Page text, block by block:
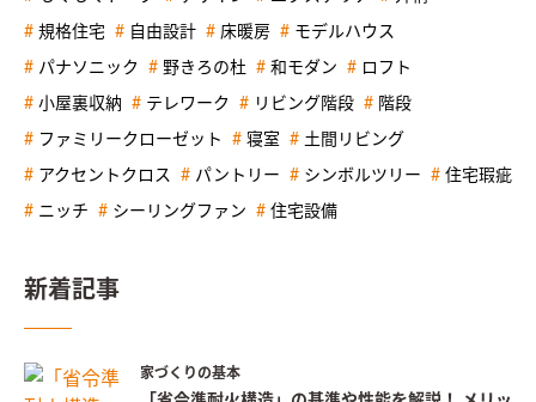
規格住宅 自由設計 床暖房 モデルハウス
パナソニック 野きろの杜 和モダン ロフト
小屋裏収納 テレワーク リビング階段 階段
ファミリークローゼット 寝室 土間リビング
アクセントクロス パントリー シンボルツリー 住宅瑕疵
ニッチ シーリングファン 住宅設備
新着記事
家づくりの基本